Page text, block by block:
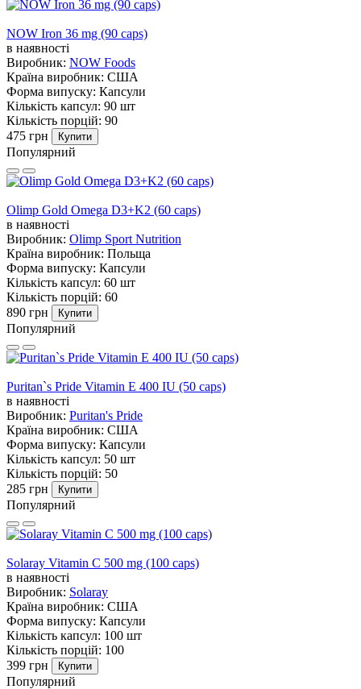
NOW Iron 36 mg (90 caps)
в наявності
Виробник: NOW Foods
Країна виробник: США
Форма випуску: Капсули
Кількість капсул: 90 шт
Кількість порцій: 90
475 грн
Купити
Популярний
Olimp Gold Omega D3+K2 (60 caps)
в наявності
Виробник: Olimp Sport Nutrition
Країна виробник: Польща
Форма випуску: Капсули
Кількість капсул: 60 шт
Кількість порцій: 60
890 грн
Купити
Популярний
Puritan`s Pride Vitamin E 400 IU (50 caps)
в наявності
Виробник: Puritan's Pride
Країна виробник: США
Форма випуску: Капсули
Кількість капсул: 50 шт
Кількість порцій: 50
285 грн
Купити
Популярний
Solaray Vitamin C 500 mg (100 caps)
в наявності
Виробник: Solaray
Країна виробник: США
Форма випуску: Капсули
Кількість капсул: 100 шт
Кількість порцій: 100
399 грн
Купити
Популярний